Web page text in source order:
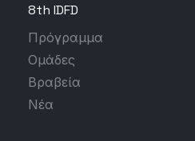
8th IDFD
Πρόγραμμα
Ομάδες
Βραβεία
Νέα